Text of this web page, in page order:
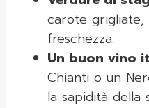
carote
freschezza.
Un buon vino
Chianti o un
la sapidità della